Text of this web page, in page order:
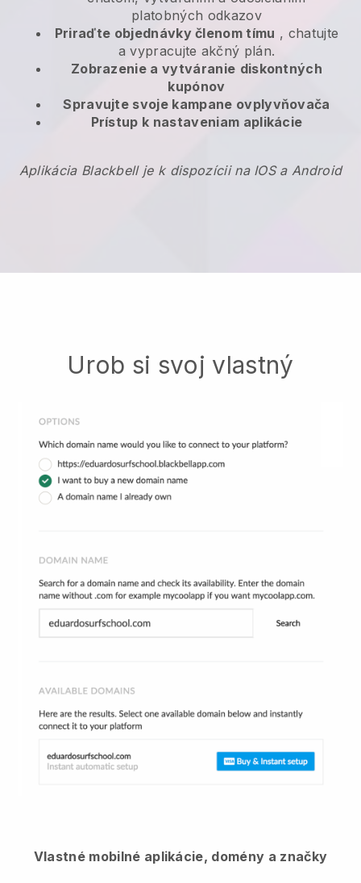
platobných odkazov
Priraďte objednávky členom tímu , chatujte
a vypracujte akčný plán.
Zobrazenie a vytváranie diskontných
kupónov
Spravujte svoje kampane ovplyvňovača
Prístup k nastaveniam aplikácie
Aplikácia Blackbell je k dispozícii na IOS a Android
Urob si svoj vlastný
Vlastné mobilné aplikácie, domény a značky